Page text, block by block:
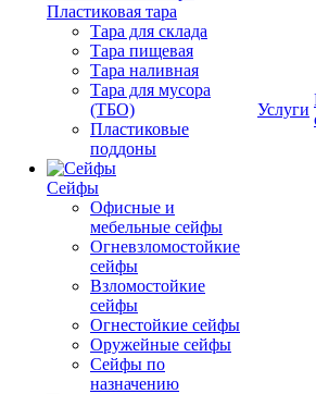
Пластиковая тара
Тара для склада
Тара пищевая
Тара наливная
Тара для мусора
(ТБО)
Пластиковые
поддоны
Сейфы
Офисные и
мебельные сейфы
Огневзломостойкие
сейфы
Взломостойкие
сейфы
Огнестойкие сейфы
Оружейные сейфы
Сейфы по
назначению
Услуги